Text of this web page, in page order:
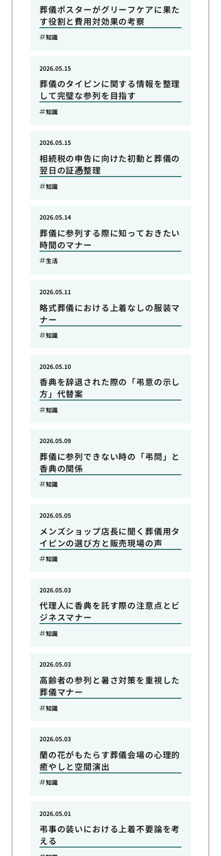
葬儀ポスターがグリーフケアに果た
す役割と費用対効果の考察
知識
葬儀のタイピンに関する情報を整理
して完璧な参列を目指す
2026.05.15
知識
相続税の申告に向けた初動と葬儀の
翌日の証憑整理
2026.05.15
知識
葬儀に参列する際に知っておきたい
時間のマナー
2026.05.14
生活
略式葬儀における上着なしの服装マ
ナー
2026.05.11
知識
香典を辞退された際の「弔意の示し
方」代替案
2026.05.10
知識
葬儀に参列できない時の「弔問」と
香典の関係
2026.05.09
知識
メンズショップ店長に聞く葬儀用タ
イピンの選び方と販売現場の声
2026.05.05
知識
代理人に香典を託す際の注意点とビ
ジネスマナー
2026.05.03
知識
高齢者の参列と暑さ対策を重視した
葬儀マナー
2026.05.03
知識
蘭の花がもたらす葬儀会場の心理的
癒やしと空間演出
2026.05.03
知識
弔事の装いにおける上着不要論を考
える
2026.05.01